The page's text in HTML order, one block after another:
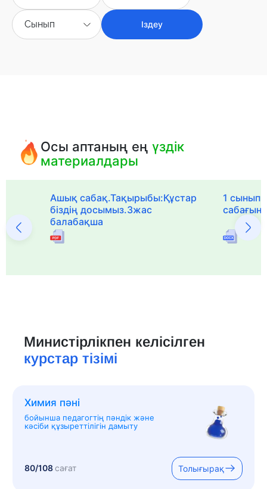
Сынып Іздеу
Осы аптаның еңүздік
материалдары
Ашық сабақ.Тақырыбы:Құстар
біздің досымыз.3жас
балабақша
1
Министірлікпен келісілген
курстар тізімі
Химия пәні
бойынша педагогтің пәндік және
кәсіби құзыреттілігін дамыту
80/108сағат Толығырақ